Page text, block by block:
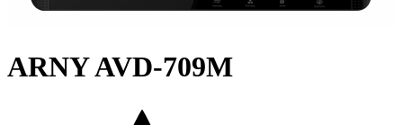
ARNY AVD-709M